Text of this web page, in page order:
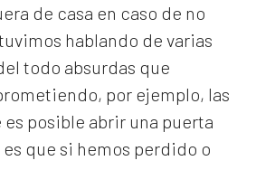
de casa en caso de no
hablando de varias
todo absurdas que
por ejemplo, las
posible abrir una puerta
es que si hemos perdido o